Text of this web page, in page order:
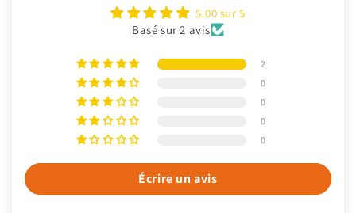
5.00 sur 5
Basé sur 2 avis
2
0
0
0
0
Écrire un avis